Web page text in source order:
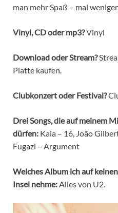
man mehr Spaß – mal
Vinyl, CD oder mp3?Vinyl
Download oder Stream?
Platte kaufen.
Clubkonzert oder Festival?
Drei Songs, die auf meinem
dürfen: Kaia – 16, João
Fugazi – Argument
Welches Album ich auf
Insel nehme:Alles von U2.